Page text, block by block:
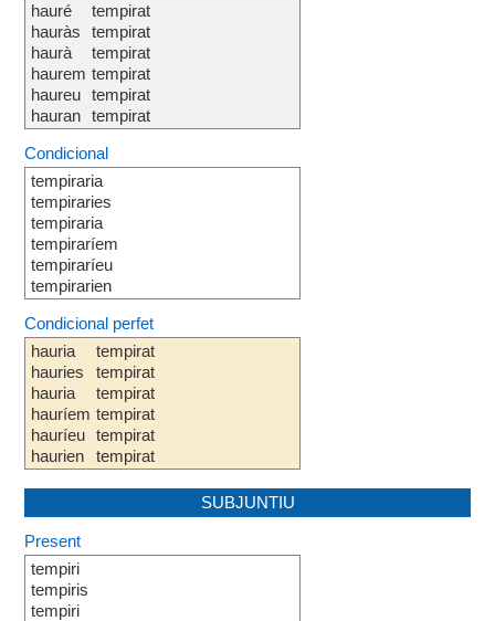
hauré
hauràs
haurà
haurem
haureu
hauran
tempirat
tempirat
tempirat
tempirat
tempirat
tempirat
Condicional
tempiraria
tempiraries
tempiraria
tempiraríem
tempiraríeu
tempirarien
Condicional perfet
hauria
hauries
hauria
hauríem
hauríeu
haurien
tempirat
tempirat
tempirat
tempirat
tempirat
tempirat
SUBJUNTIU
Present
tempiri
tempiris
tempiri